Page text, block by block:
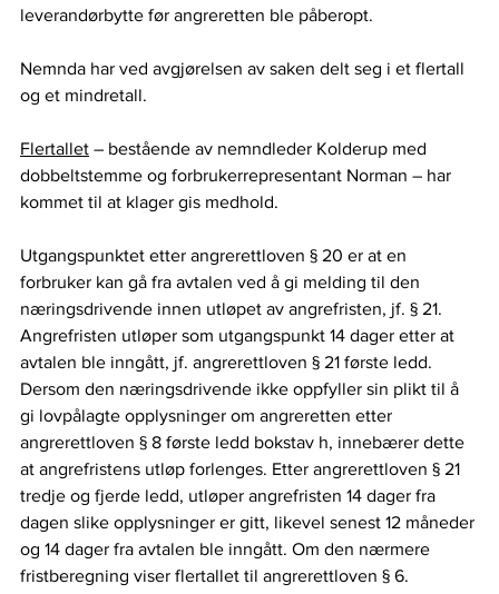
leverandørbytte før angreretten ble påberopt.
Nemnda har ved avgjørelsen av saken delt seg i et flertall
og et mindretall.
Flertallet – bestående av nemndleder Kolderup med
dobbeltstemme og forbrukerrepresentant Norman – har
kommet til at klager gis medhold.
Utgangspunktet etter angrerettloven § 20 er at en
forbruker kan gå fra avtalen ved å gi melding til den
næringsdrivende innen utløpet av angrefristen, jf. § 21.
Angrefristen utløper som utgangspunkt 14 dager etter at
avtalen ble inngått, jf. angrerettloven § 21 første ledd.
Dersom den næringsdrivende ikke oppfyller sin plikt til å
gi lovpålagte opplysninger om angreretten etter
angrerettloven § 8 første ledd bokstav h, innebærer dette
at angrefristens utløp forlenges. Etter angrerettloven § 21
tredje og fjerde ledd, utløper angrefristen 14 dager fra
dagen slike opplysninger er gitt, likevel senest 12 måneder
og 14 dager fra avtalen ble inngått. Om den nærmere
fristberegning viser flertallet til angrerettloven § 6.